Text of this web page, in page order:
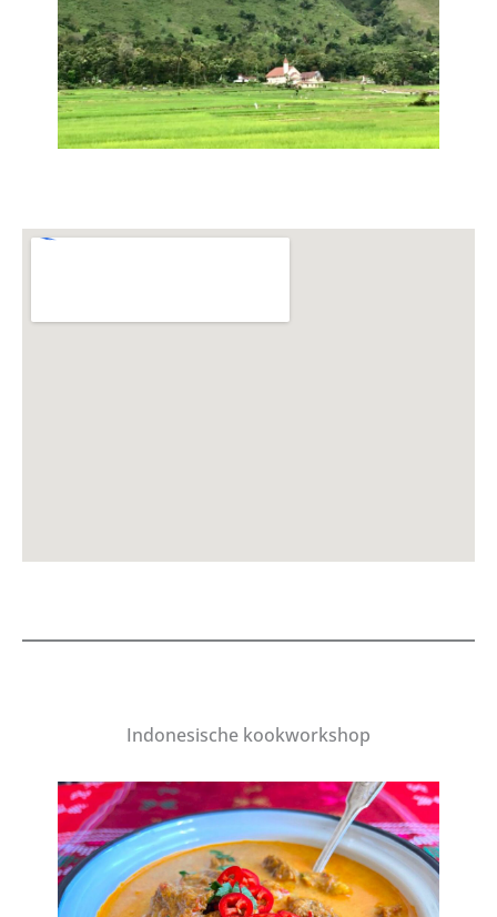
Indonesische kookworkshop